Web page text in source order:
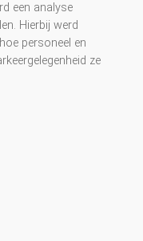
een analyse
Hierbij werd
personeel en
ze